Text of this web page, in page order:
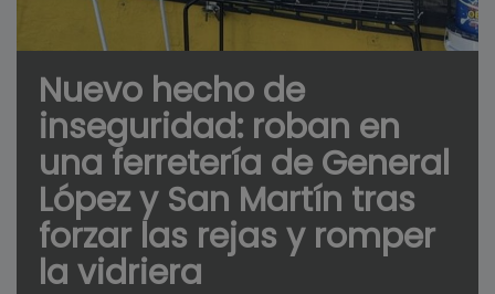
Nuevo hecho de
inseguridad: roban en
una ferretería de General
López y San Martín tras
forzar las rejas y romper
la vidriera